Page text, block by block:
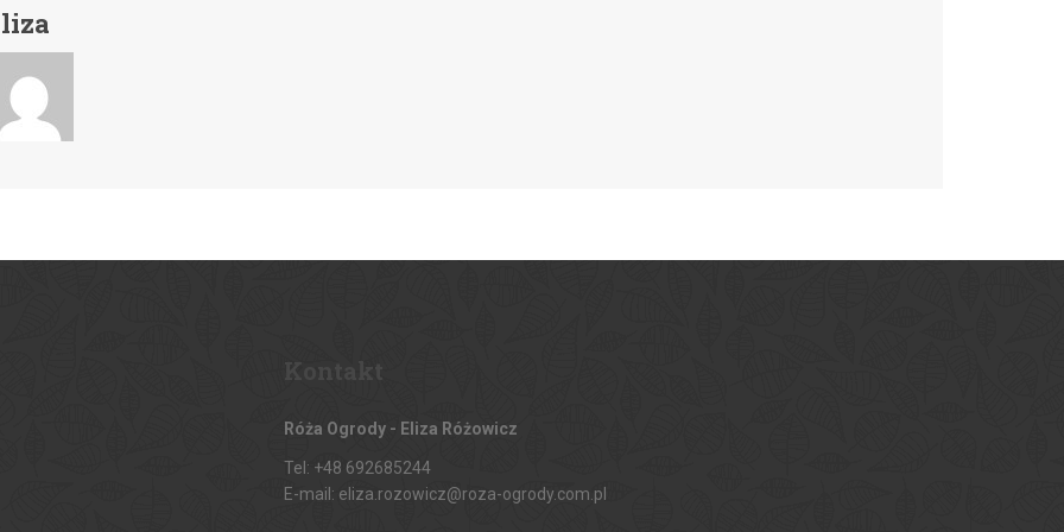
Róża Ogrody - Eliza Różowicz
Tel: +48 692685244
E-mail: eliza.rozowicz@roza-ogrody.com.pl